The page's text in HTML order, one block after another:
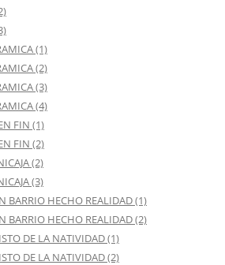
(1)
(2)
(3)
(4)
FIN (1)
FIN (2)
(2)
(3)
BARRIO HECHO REALIDAD (1)
BARRIO HECHO REALIDAD (2)
DE LA NATIVIDAD (1)
DE LA NATIVIDAD (2)